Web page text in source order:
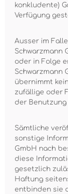
konkludente)
Verfügung
Ausser im
Schwarzmann
oder in Folge
Schwarzmann
übernimmt
zufällige oder
der
Sämtliche
sonstige
GmbH nach
diese
gesetzlich
Haftung
entbinden sie